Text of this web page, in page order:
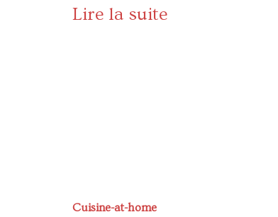
Lire la suite
Cuisine-at-home